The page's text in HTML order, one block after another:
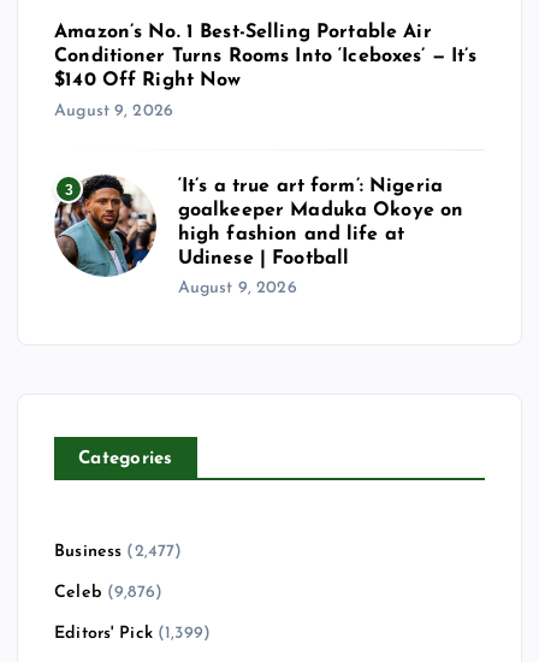
Amazon’s No. 1 Best-Selling Portable Air
Conditioner Turns Rooms Into ‘Iceboxes’ — It’s
$140 Off Right Now
August 9, 2026
3
‘It’s a true art form’: Nigeria
goalkeeper Maduka Okoye on
high fashion and life at
Udinese | Football
August 9, 2026
Categories
Business (2,477)
Celeb (9,876)
Editors' Pick(1,399)